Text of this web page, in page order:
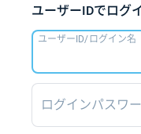
ユーザーIDでログ
ユーザーID/ログイン名
ログインパスワ